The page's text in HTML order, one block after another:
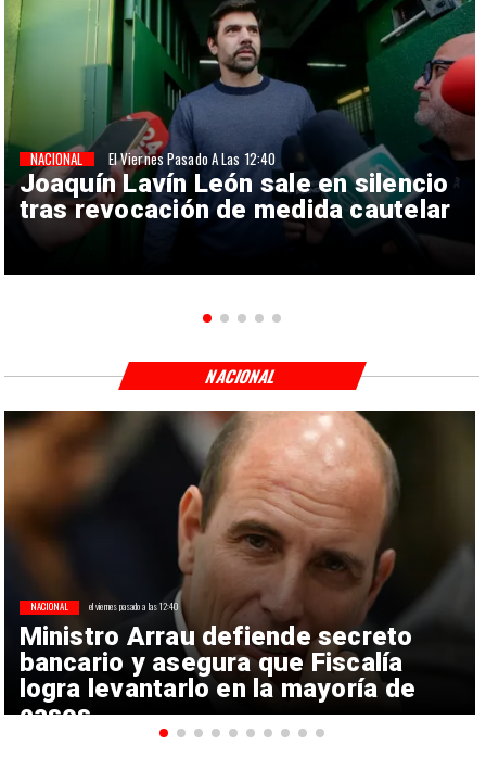
Joaquín Lavín León sale en silencio
tras revocación de medida cautelar
NACIONAL El Viernes Pasado A Las 12:40
Ministro Arrau defiende secreto
bancario y asegura que Fiscalía
logra levantarlo en la mayoría de
casos
NACIONAL el viernes pasado a las 12:40
NACIONAL